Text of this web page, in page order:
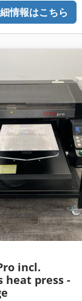
情報はこちら
incl.
heat press -